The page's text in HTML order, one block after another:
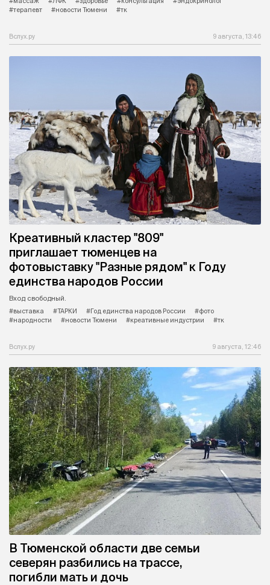
#терапевт
#новости Тюмени #тк
Вслух.ру 9 августа, 13:46
Креативный кластер "809"
приглашает тюменцев на
фотовыставку "Разные рядом" к Году
единства народов России
Вход свободный.
#выставка
#ТАРКИ #Год единства народов России
#фото
#народности
#новости Тюмени #креативные индустрии #тк
Вслух.ру 9 августа, 12:46
В Тюменской области две семьи
северян разбились на трассе,
погибли мать и дочь